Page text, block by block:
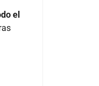
el